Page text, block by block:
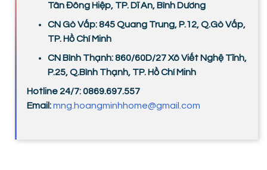
Tân Đông Hiệp, TP. Dĩ An, Bình Dương
CN Gò Vấp: 845 Quang Trung, P.12, Q.Gò Vấp,
TP. Hồ Chí Minh
CN Bình Thạnh: 860/60D/27 Xô Viết Nghệ Tĩnh,
P.25, Q.Bình Thạnh, TP. Hồ Chí Minh
Hotline 24/7: 0869.697.557
Email:mng.hoangminhhome@gmail.com